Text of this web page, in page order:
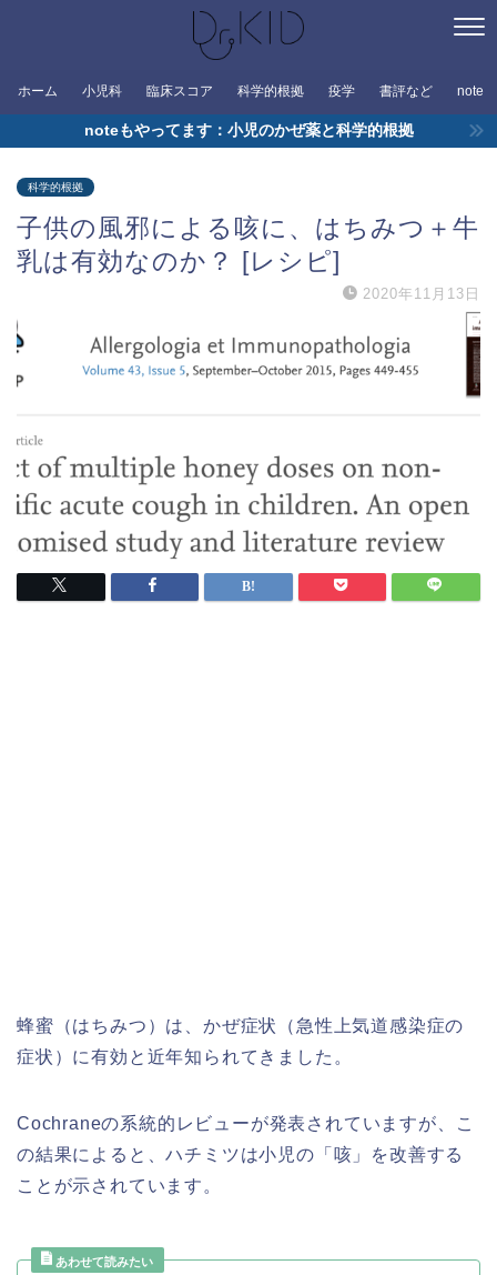
ホーム 小児科 臨床スコア 科学的根拠 疫学 書評など note
noteもやってます：小児のかぜ薬と科学的根拠
科学的根拠
子供の風邪による咳に、はちみつ＋牛
乳は有効なのか？ [レシピ]
2020年11月13日
蜂蜜（はちみつ）は、かぜ症状（急性上気道感染症の
症状）に有効と近年知られてきました。
Cochraneの系統的レビューが発表されていますが、こ
の結果によると、ハチミツは小児の「咳」を改善する
ことが示されています。